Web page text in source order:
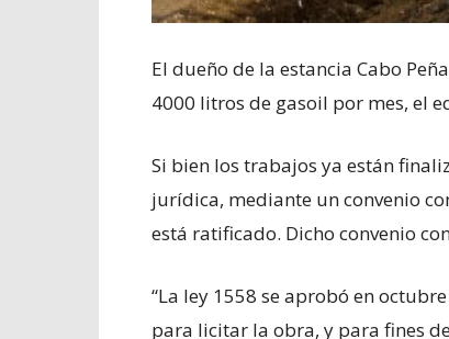
El dueño de la estancia Cabo
4000 litros de gasoil por mes, el
Si bien los trabajos ya están
jurídica, mediante un convenio
está ratificado. Dicho convenio
“La ley 1558 se aprobó en
para licitar la obra, y para fines